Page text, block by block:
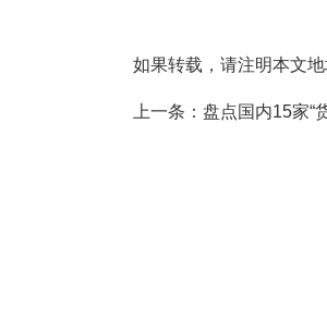
如果转载，请注明本文
上一条： 盘点国内15家“